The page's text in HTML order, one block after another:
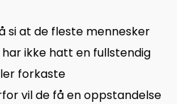
si at de fleste mennesker
ikke hatt en fullstendig
forkaste
vil de få en oppstandelse